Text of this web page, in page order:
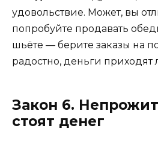
удовольствие. Может, вы
попробуйте продавать
шьёте — берите заказы на
радостно, деньги приходят
Закон 6.
стоят денег